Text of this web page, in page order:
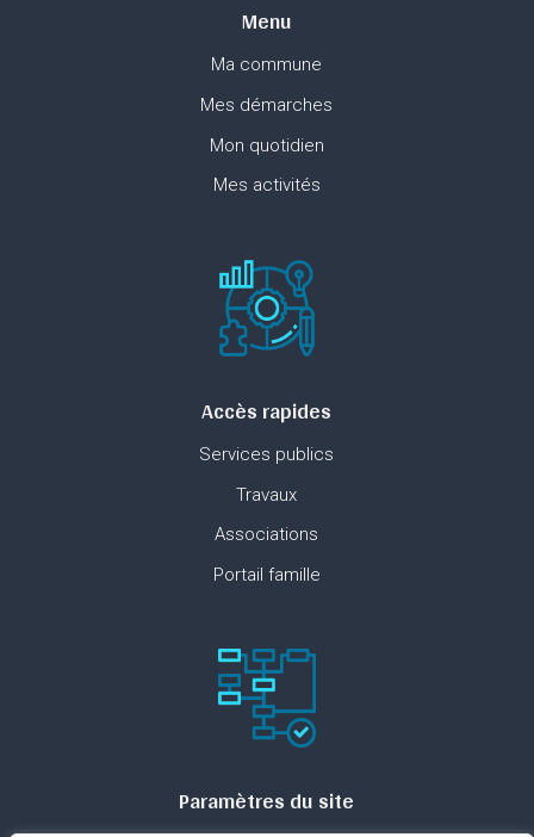
Menu
Ma commune
Mes démarches
Mon quotidien
Mes activités
Accès rapides
Services publics
Travaux
Associations
Portail famille
Paramètres du site